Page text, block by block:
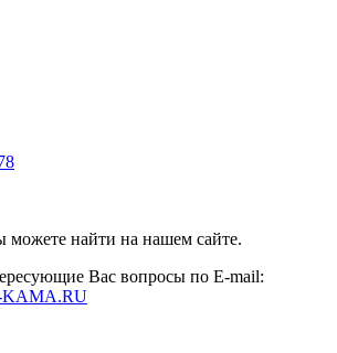
можете найти на нашем сайте.
Вас вопросы по E-mail: